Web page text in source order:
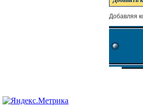
Добавляя